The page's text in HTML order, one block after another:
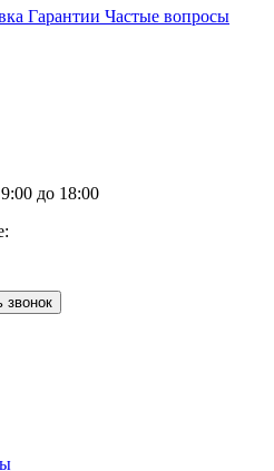
Гарантии Частые вопросы
до 18:00
звонок